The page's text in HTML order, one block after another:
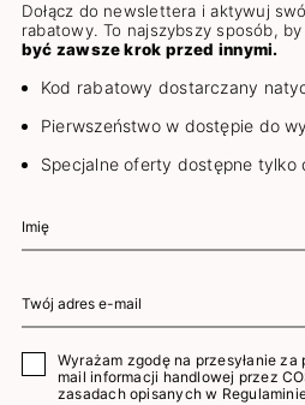
Dołącz do newslettera i aktywuj
rabatowy. To najszybszy sposób,
być zawsze krok przed innymi.
Kod rabatowy dostarczany
Pierwszeństwo w dostępie do
Specjalne oferty dostępne tylko
Wyrażam zgodę na przesyłanie
mail informacji handlowej przez
zasadach opisanych w